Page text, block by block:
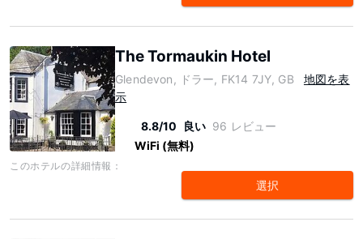
The Tormaukin Hotel
Glendevon, ドラー, FK14 7JY, GB
地図を表
示
8.8/10 良い 96 レビュー
WiFi (無料)
このホテルの詳細情報：
選択